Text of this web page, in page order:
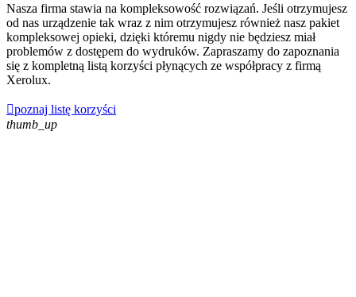
Nasza firma stawia na kompleksowość rozwiązań. Jeśli otrzymujesz
od nas urządzenie tak wraz z nim otrzymujesz również nasz pakiet
kompleksowej opieki, dzięki któremu nigdy nie będziesz miał
problemów z dostępem do wydruków. Zapraszamy do zapoznania
się z kompletną listą korzyści płynących ze współpracy z firmą
Xerolux.
poznaj listę korzyści
thumb_up